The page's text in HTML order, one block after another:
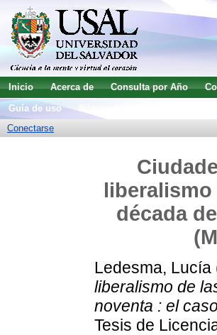
Inicio Acerca de Consulta por Año
Guía de uso
Conectarse
década
Ledesma, Lucía
liberalismo de
noventa : el
Tesis de